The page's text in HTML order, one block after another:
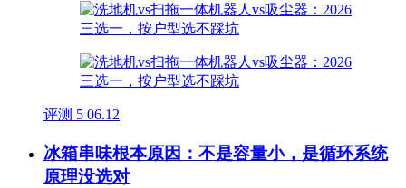
评测 5 06.12
冰箱串味根本原因：不是容量小，是循环系统
原理没选对